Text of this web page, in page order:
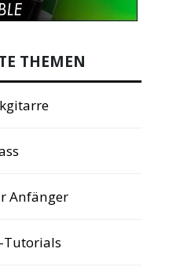
THEMEN
Anfänger
Tutorials